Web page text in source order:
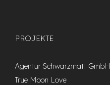
PROJEKTE
Agentur Schwarzmatt GmbH
True Moon Love